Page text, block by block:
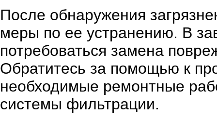
После обнаружения
меры по ее устранению. В
потребоваться замена
Обратитесь за помощью к
необходимые ремонтные
системы фильтрации.